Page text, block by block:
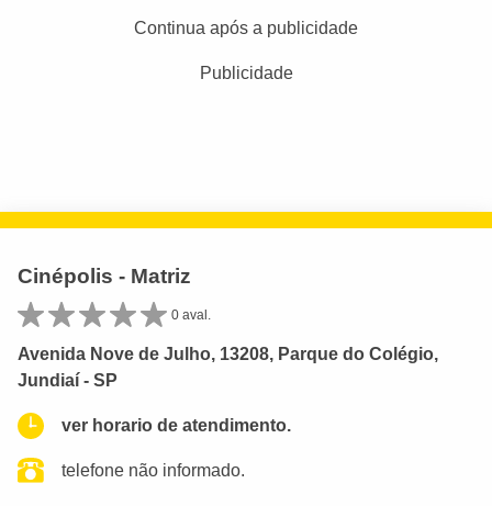
Continua após a publicidade
Publicidade
Cinépolis - Matriz
0 aval.
Avenida Nove de Julho, 13208, Parque do Colégio,
Jundiaí - SP
ver horario de atendimento.
telefone não informado.